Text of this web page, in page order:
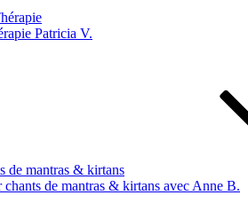
Patricia V.
de mantras & kirtans
chants de mantras & kirtans avec Anne B.